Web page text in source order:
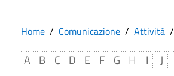
Home Comunicazione Attività
A B C D E F G H I J